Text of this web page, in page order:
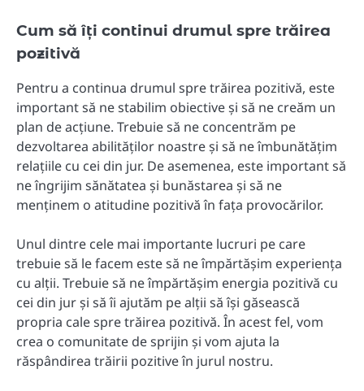
Cum să îți continui drumul spre trăirea
pozitivă
Pentru a continua drumul spre trăirea pozitivă, este
important să ne stabilim obiective și să ne creăm un
plan de acțiune. Trebuie să ne concentrăm pe
dezvoltarea abilităților noastre și să ne îmbunătățim
relațiile cu cei din jur. De asemenea, este important să
ne îngrijim sănătatea și bunăstarea și să ne
menținem o atitudine pozitivă în fața provocărilor.
Unul dintre cele mai importante lucruri pe care
trebuie să le facem este să ne împărtășim experiența
cu alții. Trebuie să ne împărtășim energia pozitivă cu
cei din jur și să îi ajutăm pe alții să își găsească
propria cale spre trăirea pozitivă. În acest fel, vom
crea o comunitate de sprijin și vom ajuta la
răspândirea trăirii pozitive în jurul nostru.